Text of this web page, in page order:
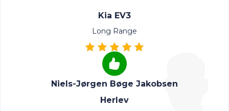
Kia EV3
Long Range
Niels-Jørgen Bøge Jakobsen
Herlev